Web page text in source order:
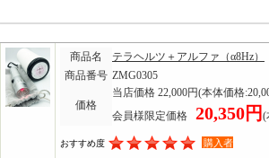
商品名
テラヘルツ＋アルファ（α8Hz）
商品番号 ZMG0305
価格
当店価格 22,000円(本体価格
会員様限定価格
20,350円 (
おすすめ度 購入者